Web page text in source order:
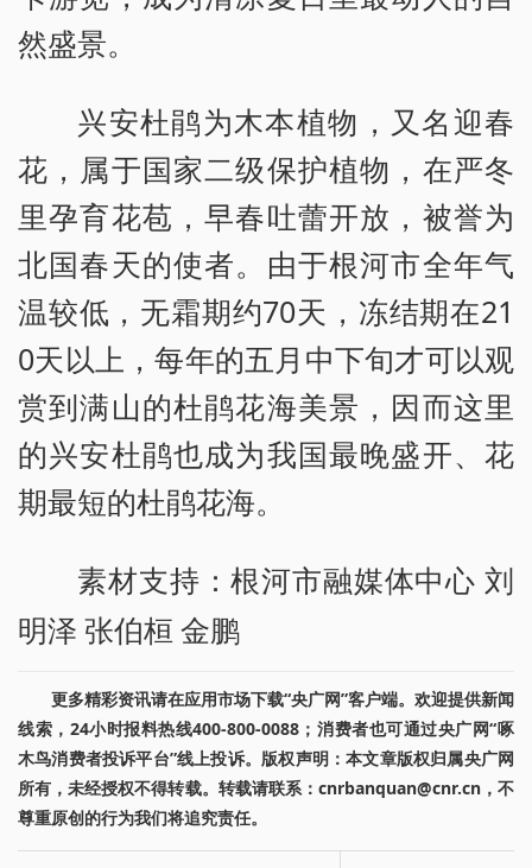
然盛景。
兴安杜鹃为木本植物，又名迎春
花，属于国家二级保护植物，在严冬
里孕育花苞，早春吐蕾开放，被誉为
北国春天的使者。由于根河市全年气
温较低，无霜期约70天，冻结期在21
0天以上，每年的五月中下旬才可以观
赏到满山的杜鹃花海美景，因而这里
的兴安杜鹃也成为我国最晚盛开、花
期最短的杜鹃花海。
素材支持：根河市融媒体中心 刘
明泽 张伯桓 金鹏
更多精彩资讯请在应用市场下载“央广网”客户端。欢迎提供新闻
线索，24小时报料热线400-800-0088；消费者也可通过央广网“啄
木鸟消费者投诉平台”线上投诉。版权声明：本文章版权归属央广网
所有，未经授权不得转载。转载请联系：cnrbanquan@cnr.cn，不
尊重原创的行为我们将追究责任。